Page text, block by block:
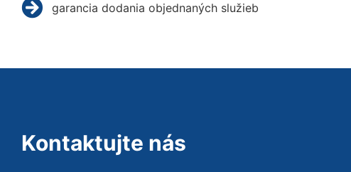
garancia dodania objednaných služieb
Kontaktujte nás